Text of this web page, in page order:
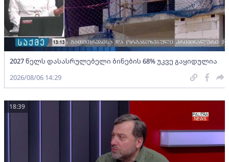
2027 წელს დასასრულებელი ბინების 68% უკვე გაყიდულია
2026/08/06 14:29
18:39